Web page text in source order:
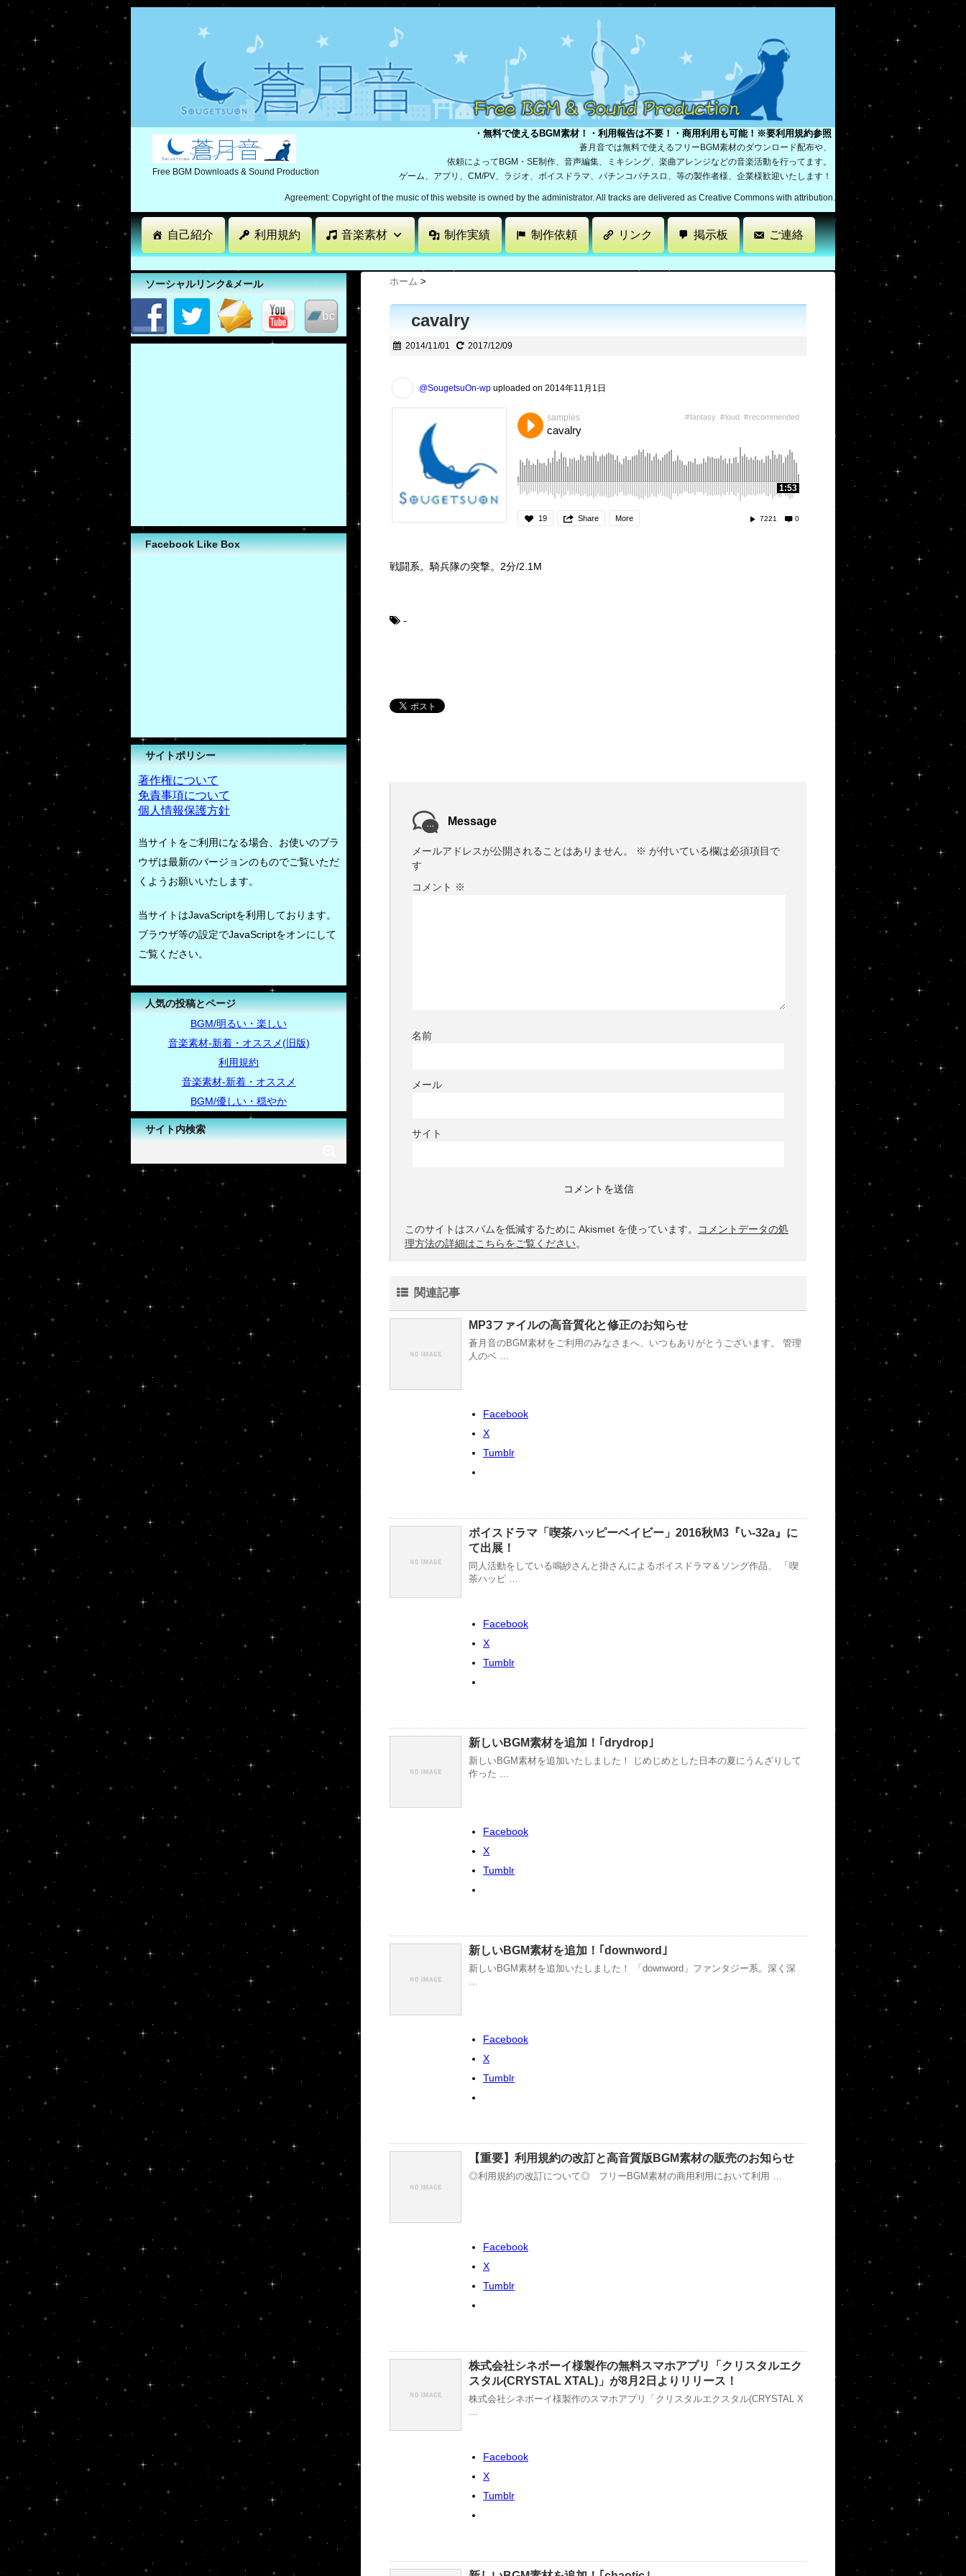
Free BGM Downloads & Sound Production
・無料で使えるBGM素材！・利用報告は不要！・商用利用も可能！※要利用規約参照
蒼月音では無料で使えるフリーBGM素材のダウンロード配布や、
依頼によってBGM・SE制作、音声編集、ミキシング、楽曲アレンジなどの音楽活動を行ってます。
ゲーム、アプリ、CM/PV、ラジオ、ボイスドラマ、パチンコパチスロ、等の製作者様、企業様歓迎いたします！
Agreement: Copyright of the music of this website is owned by the administrator. All tracks are delivered as Creative Commons with attribution.
自己紹介 利用規約 音楽素材 制作実績 制作依頼 リンク 掲示板 ご連絡
ホーム >
cavalry
2014/11/01 2017/12/09
@SougetsuOn-wp uploaded on 2014年11月1日
samples
cavalry
fantasy loud recommended
1:53
7221 0
19 Share More
戦闘系。騎兵隊の突撃。2分/2.1M
-
Message
メールアドレスが公開されることはありません。 ※ が付いている欄は必須項目で
す
コメント ※
名前
メール
サイト
このサイトはスパムを低減するために Akismet を使っています。
コメントデータの処
理方法の詳細はこちらをご覧ください。
関連記事
MP3ファイルの高音質化と修正のお知らせ
蒼月音のBGM素材をご利用のみなさまへ、いつもありがとうございます。 管理
人のベ …
Facebook
X
Tumblr
ボイスドラマ「喫茶ハッピーベイビー」2016秋M3『い-32a』に
て出展！
同人活動をしている鳴紗さんと掛さんによるボイスドラマ＆ソング作品、 「喫
茶ハッピ …
Facebook
X
Tumblr
新しいBGM素材を追加！｢drydrop｣
新しいBGM素材を追加いたしました！ じめじめとした日本の夏にうんざりして
作った …
Facebook
X
Tumblr
新しいBGM素材を追加！｢downword｣
新しいBGM素材を追加いたしました！ 「downword」ファンタジー系。深く深
Facebook
X
Tumblr
【重要】利用規約の改訂と高音質版BGM素材の販売のお知らせ
◎利用規約の改訂について◎ フリーBGM素材の商用利用において利用 …
Facebook
X
Tumblr
株式会社シネボーイ様製作の無料スマホアプリ「クリスタルエク
スタル(CRYSTAL XTAL)」が8月2日よりリリース！
株式会社シネボーイ様製作のスマホアプリ「クリスタルエクスタル(CRYSTAL X
Facebook
X
Tumblr
ソーシャルリンク&メール
Facebook Like Box
サイトポリシー
著作権について
免責事項について
個人情報保護方針
当サイトをご利用になる場合、お使いのブラ
ウザは最新のバージョンのものでご覧いただ
くようお願いいたします。
当サイトはJavaScriptを利用しております。
ブラウザ等の設定でJavaScriptをオンにして
ご覧ください。
人気の投稿とページ
BGM/明るい・楽しい
音楽素材-新着・オススメ(旧版)
利用規約
音楽素材-新着・オススメ
BGM/優しい・穏やか
サイト内検索
-->